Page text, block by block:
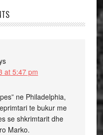
at 5:47 pm
ne Philadelphia,
te bukur me
se shkrimtarit dhe
Marko.